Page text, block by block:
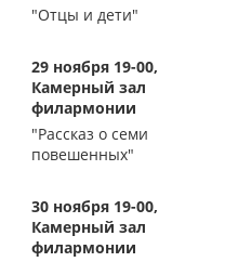
"Отцы и дети"
29 ноября 19-00,
Камерный зал
филармонии
"Рассказ о семи
повешенных"
30 ноября 19-00,
Камерный зал
филармонии